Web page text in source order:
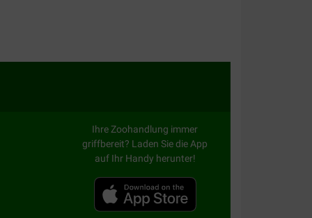
Ihre Zoohandlung immer
griffbereit? Laden Sie die App
auf Ihr Handy herunter!